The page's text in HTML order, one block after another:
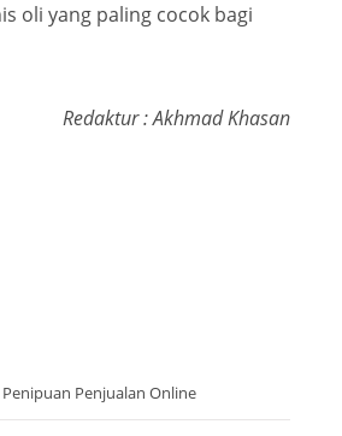
oli yang paling cocok bagi
Redaktur : Akhmad Khasan
Penjualan Online